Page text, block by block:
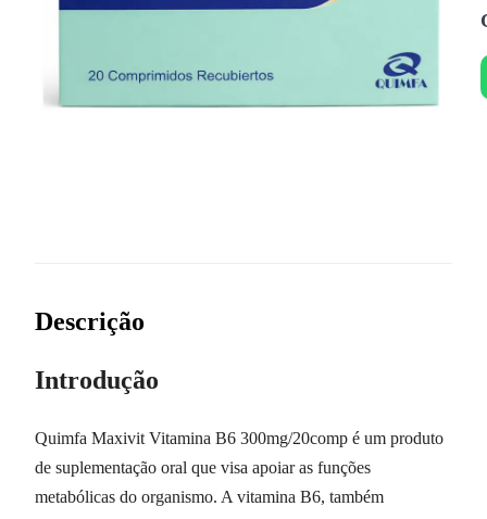
Descrição
Introdução
Quimfa Maxivit Vitamina B6 300mg/20comp é um produto
de suplementação oral que visa apoiar as funções
metabólicas do organismo. A vitamina B6, também